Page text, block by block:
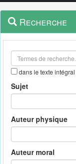
Navigation
outils
Menu
contextuel
Recherche
dans le texte
Sujet
Auteur physique
Auteur moral